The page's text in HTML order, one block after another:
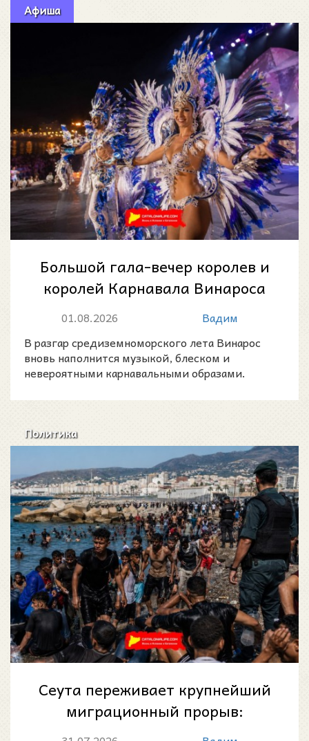
Афиша
Большой гала-вечер королев и
королей Карнавала Винароса
2026: летняя ночь фантазии у
01.08.2026
Вадим
В разгар средиземноморского лета Винарос
вновь наполнится музыкой, блеском и
невероятными карнавальными образами.
Политика
Сеута переживает крупнейший
миграционный прорыв:
десятки тысяч человек